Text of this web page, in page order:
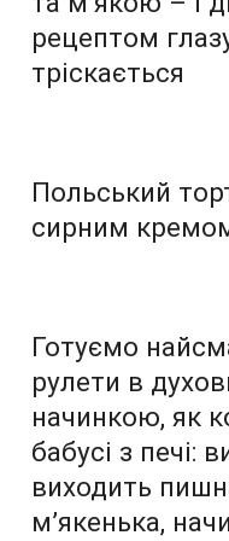
рецептом
тріскається
Польський
сирним
Готуємо
рулети в
начинкою, як
бабусі з печі:
виходить
м’якенька,